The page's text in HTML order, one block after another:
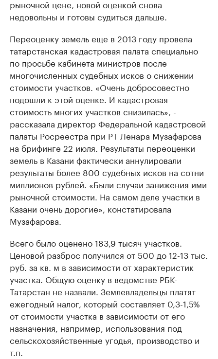
рыночной цене, новой оценкой снова
недовольны и готовы судиться дальше.
Переоценку земель еще в 2013 году провела
татарстанская кадастровая палата специально
по просьбе кабинета министров после
многочисленных судебных исков о снижении
стоимости участков. «Очень добросовестно
подошли к этой оценке. И кадастровая
стоимость многих участков снизилась», -
рассказала директор Федеральной кадастровой
палаты Росреестра при РТ Ленара Музафарова
на брифинге 22 июля. Результаты переоценки
земель в Казани фактически аннулировали
результаты более 800 судебных исков на сотни
миллионов рублей. «Были случаи занижения ими
рыночной стоимости. На самом деле участки в
Казани очень дорогие», констатировала
Музафарова.
Всего было оценено 183,9 тысяч участков.
Ценовой разброс получился от 500 до 12-13 тыс.
руб. за кв. м в зависимости от характеристик
участка. Общую оценку в ведомстве РБК-
Татарстан не назвали. Землевладельцы платят
ежегодный налог, который составляет 0,3-1,5%
от стоимости участка в зависимости от его
назначения, например, использования под
сельскохозяйственные угодья, производство и
т.п.